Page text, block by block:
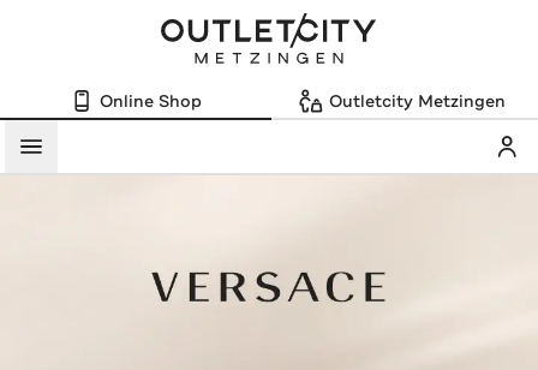
Online Shop Outletcity Metzingen
Menü